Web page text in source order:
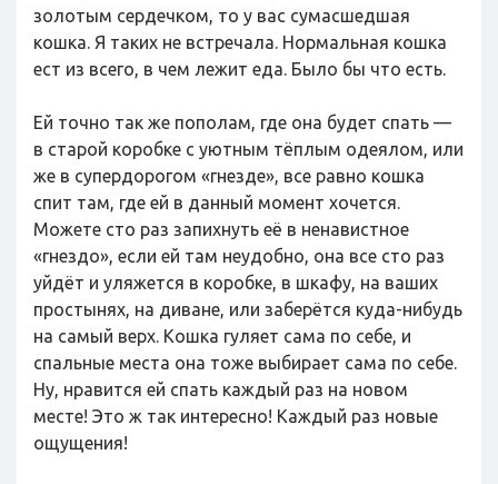
золотым сердечком, то у вас сумасшедшая
кошка. Я таких не встречала. Нормальная кошка
ест из всего, в чем лежит еда. Было бы что есть.
Ей точно так же пополам, где она будет спать —
в старой коробке с уютным тёплым одеялом, или
же в супердорогом «гнезде», все равно кошка
спит там, где ей в данный момент хочется.
Можете сто раз запихнуть её в ненавистное
«гнездо», если ей там неудобно, она все сто раз
уйдёт и уляжется в коробке, в шкафу, на ваших
простынях, на диване, или заберётся куда-нибудь
на самый верх. Кошка гуляет сама по себе, и
спальные места она тоже выбирает сама по себе.
Ну, нравится ей спать каждый раз на новом
месте! Это ж так интересно! Каждый раз новые
ощущения!